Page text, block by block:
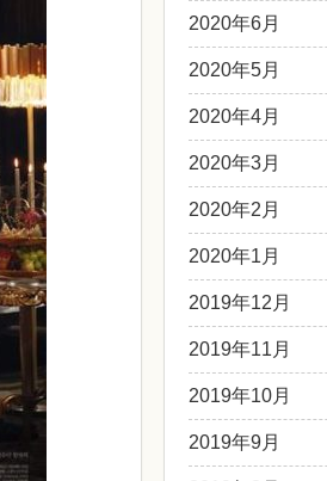
2020年6月
2020年5月
2020年4月
2020年3月
2020年2月
2020年1月
2019年12月
2019年11月
2019年10月
2019年9月